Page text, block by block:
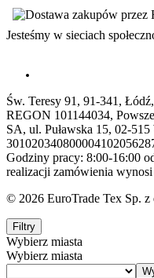
Jesteśmy w sieciach
Św. Teresy 91, 91-341,
REGON 101144034,
SA, ul. Puławska 15, 02-515
Godziny pracy: 8:00-16:00
realizacji zamówienia
© 2026 EuroTrade Tex Sp. z
Filtry
Wybierz miasta
Wybierz miasta